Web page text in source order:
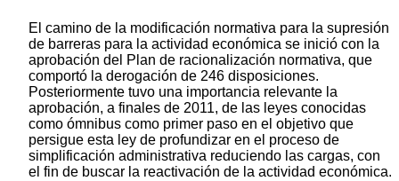
El camino de la modificación normativa para la supresión
de barreras para la actividad económica se inició con la
aprobación del Plan de racionalización normativa, que
comportó la derogación de 246 disposiciones.
Posteriormente tuvo una importancia relevante la
aprobación, a finales de 2011, de las leyes conocidas
como ómnibus como primer paso en el objetivo que
persigue esta ley de profundizar en el proceso de
simplificación administrativa reduciendo las cargas, con
el fin de buscar la reactivación de la actividad económica.